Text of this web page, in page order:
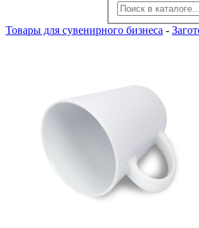
Товары для сувенирного бизнеса -